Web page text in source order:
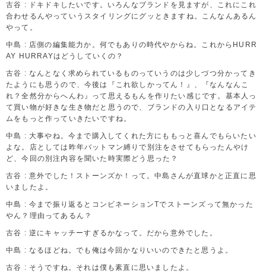
古谷 : ドキドキしたいです。いろんなブランドを見ますが、これにこれ
合わせるんやっていうスタイリングにグッときますね。こんなんあるん
やって。
中島 : 店側の編集能力か。何でもありの時代やからね。これからHURR
AY HURRAYはどうしていくの？
古谷 : なんとなく求められているものっていうのは少しづつ分かってき
たようにも思うので、今後は『これ欲しかってん！』、『なんなんこ
れ？全然分からへんわ』って思えるもんを作りたい感じです。基本人っ
て買い物が好きな生き物だと思うので、ブランドの入り口となるアイテ
ムをもっと作っていきたいですね。
中島 : 大事やね。今まで購入してくれた方にももっと喜んでもらいたい
よな。店としては昨年バットマン縛りで別注をさせてもらったんやけ
ど、今回の別注内容を聞いた時実際どう思った？
古谷 : 意外でした！ストーンズか！って。中島さんが直球かと正直に思
いましたよ。
中島 : 今まで振り返るとコンビネーションTでストーンズって無かった
やん？理由ってあるん？
古谷 : 逆にキャッチーすぎるかなって。だから意外でした。
中島 : なるほどね。でも俺は今回かなりいいのできたと思うよ。
古谷 : そうですね。それは僕も素直に思いましたよ。